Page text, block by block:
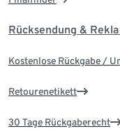
Rücksendung &
Kostenlose Rückgabe /
Retourenetikett
30 Tage Rückgaberecht